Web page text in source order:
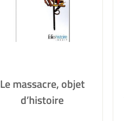
Le massacre, objet
d’histoire